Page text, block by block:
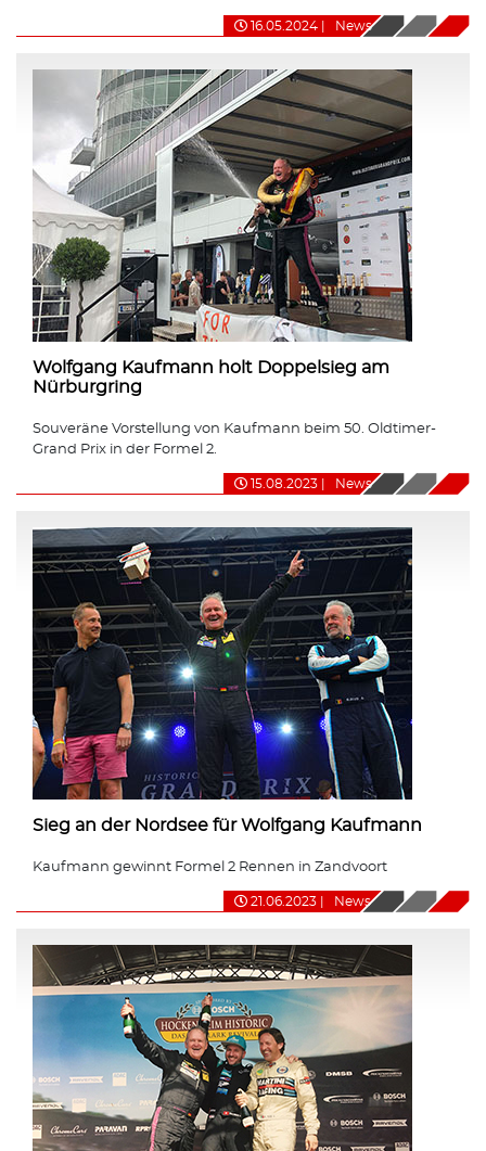
16.05.2024 News
Wolfgang Kaufmann holt Doppelsieg am
Nürburgring
Souveräne Vorstellung von Kaufmann beim 50. Oldtimer-
Grand Prix in der Formel 2.
15.08.2023 News
Sieg an der Nordsee für Wolfgang Kaufmann
Kaufmann gewinnt Formel 2 Rennen in Zandvoort
21.06.2023 News